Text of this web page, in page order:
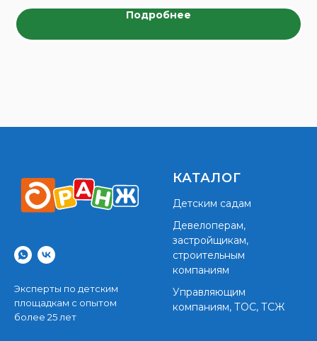
Подробнее
Эксперты по детским
площадкам с опытом
более 25 лет
КАТАЛОГ
Детским садам
Девелоперам,
застройщикам,
строительным
компаниям
Управляющим
компаниям, ТОС, ТСЖ